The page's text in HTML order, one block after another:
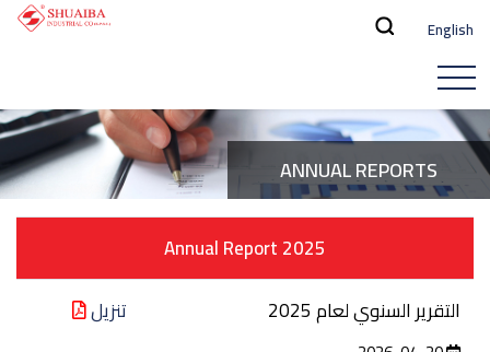
English
ANNUAL REPORTS
Annual Report 2025
التقرير السنوي لعام 2025
تنزيل